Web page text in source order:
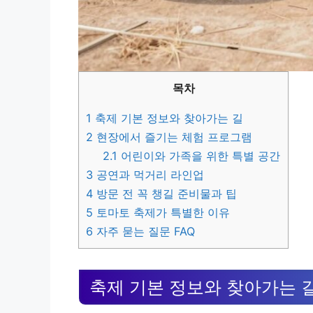
목차
1 축제 기본 정보와 찾아가는 길
2 현장에서 즐기는 체험 프로그램
2.1 어린이와 가족을 위한 특별 공간
3 공연과 먹거리 라인업
4 방문 전 꼭 챙길 준비물과 팁
5 토마토 축제가 특별한 이유
6 자주 묻는 질문 FAQ
축제 기본 정보와 찾아가는